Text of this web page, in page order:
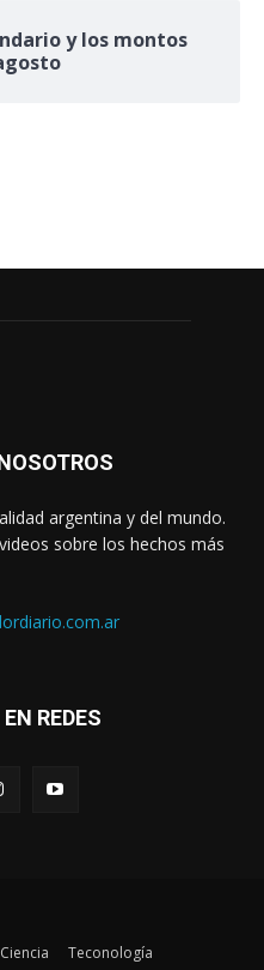
y los montos
argentina y del mundo.
sobre los hechos más
REDES
Ciencia
Teconología